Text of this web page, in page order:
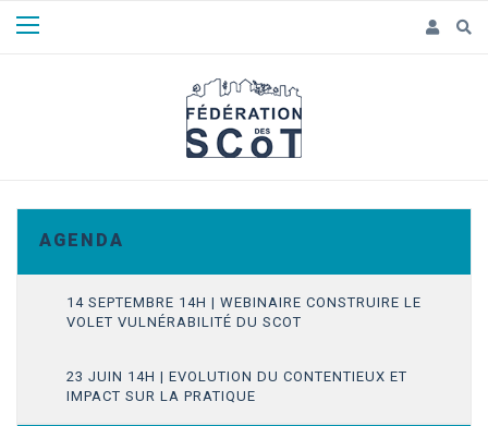
A G E N D A
14 SEPTEMBRE 14H | WEBINAIRE CONSTRUIRE LE
VOLET VULNÉRABILITÉ DU SCOT
23 JUIN 14H | EVOLUTION DU CONTENTIEUX ET
IMPACT SUR LA PRATIQUE